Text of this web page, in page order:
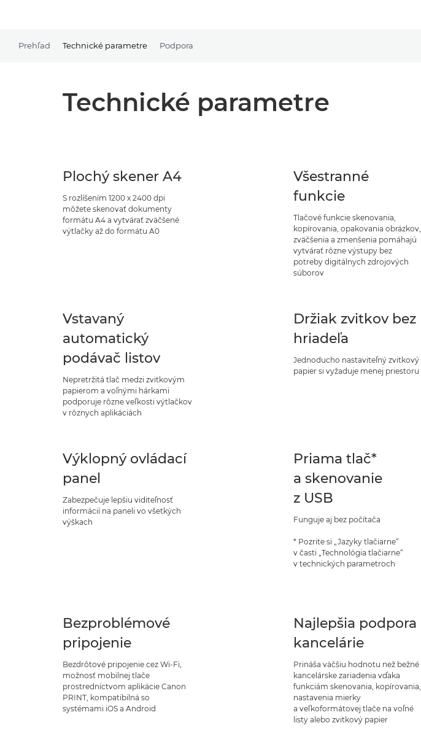
Prehľad Technické parametre Podpora
Technické parametre
Plochý skener A4
S rozlíšením 1200 x 2400 dpi
môžete skenovať dokumenty
formátu A4 a vytvárať zväčšené
výtlačky až do formátu A0
Všestranné
funkcie
Tlačové funkcie skenovania,
kopírovania, opakovania obrázkov,
zväčšenia a zmenšenia pomáhajú
vytvárať rôzne výstupy bez
potreby digitálnych zdrojových
súborov
Vstavaný
automatický
podávač listov
Nepretržitá tlač medzi zvitkovým
papierom a voľnými hárkami
podporuje rôzne veľkosti výtlačkov
v rôznych aplikáciách
Držiak zvitkov bez
hriadeľa
Jednoducho nastaviteľný zvitkový
papier si vyžaduje menej priestoru
Výklopný ovládací
panel
Zabezpečuje lepšiu viditeľnosť
informácií na paneli vo všetkých
výškach
Priama tlač*
a skenovanie
z USB
Funguje aj bez počítača
* Pozrite si „Jazyky tlačiarne“
v časti „Technológia tlačiarne“
v technických parametroch
Bezproblémové
pripojenie
Bezdrôtové pripojenie cez Wi-Fi,
možnosť mobilnej tlače
prostredníctvom aplikácie Canon
PRINT, kompatibilná so
systémami iOS a Android
Najlepšia podpora
kancelárie
Prináša väčšiu hodnotu než bežné
kancelárske zariadenia vďaka
funkciám skenovania, kopírovania,
nastavenia mierky
a veľkoformátovej tlače na voľné
listy alebo zvitkový papier